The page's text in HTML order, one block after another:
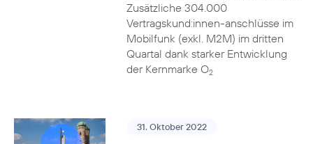
Zusätzliche 304.000
Vertragskund:innen-anschlüsse im
Mobilfunk (exkl. M2M) im dritten
Quartal dank starker Entwicklung
der Kernmarke O2
31. Oktober 2022